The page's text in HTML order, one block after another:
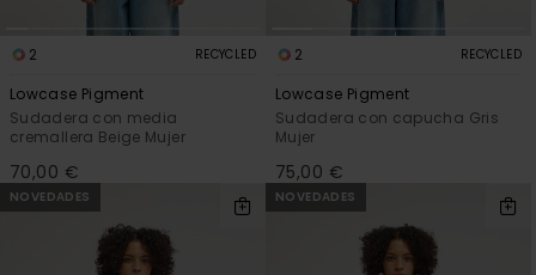
2 RECYCLED
Lowcase Pigment
Sudadera con media
cremallera Beige Mujer
70,00 €
2 RECYCLED
Lowcase Pigment
Sudadera con capucha Gris
Mujer
75,00 €
NOVEDADES NOVEDADES